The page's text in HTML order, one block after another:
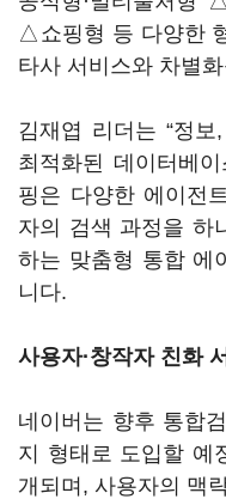
△쇼핑형 등 다양한
타사 서비스와 차별
김재엽 리더는 “정
최적화된 데이터베
핑은 다양한 에이전
자의 검색 과정을 하
하는 맞춤형 통합 에
니다.
사용자·창작자 친화
네이버는 향후 통합
지 형태로 도입할 예
개되며, 사용자의 맥